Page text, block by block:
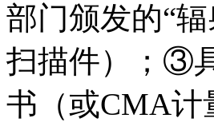
部门颁发的“
扫描件）；③
书（或CMA计